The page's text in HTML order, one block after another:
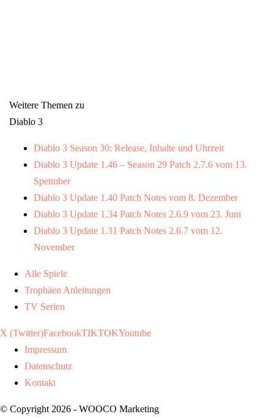
Weitere Themen zu
Diablo 3
Diablo 3 Season 30: Release, Inhalte und Uhrzeit
Diablo 3 Update 1.46 – Season 29 Patch 2.7.6 vom 13.
Spetmber
Diablo 3 Update 1.40 Patch Notes vom 8. Dezember
Diablo 3 Update 1.34 Patch Notes 2.6.9 vom 23. Juni
Diablo 3 Update 1.31 Patch Notes 2.6.7 vom 12.
November
Alle Spiele
Trophäen Anleitungen
TV Serien
X (Twitter)FacebookTIKTOKYoutube
Impressum
Datenschutz
Kontakt
© Copyright 2026 - WOOCO Marketing